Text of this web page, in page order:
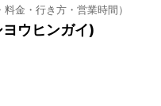
金・行き方・営業時間）
ウヒンガイ)